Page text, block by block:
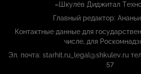
«Шкулёв Диджитал
Главный редактор:
Контактные данные для
числе, для
Эл. почта: starhit.ru_legal@shkulev.ru
57